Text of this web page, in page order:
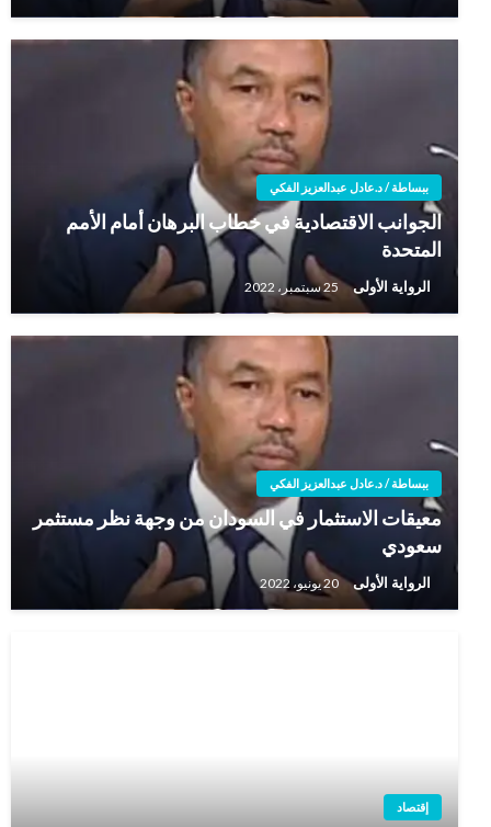
ببساطة / د.عادل عبدالعزيز الفكي
الجوانب الاقتصادية في خطاب البرهان أمام الأمم
المتحدة
الرواية الأولى 25 سبتمبر، 2022
ببساطة / د.عادل عبدالعزيز الفكي
معيقات الاستثمار في السودان من وجهة نظر مستثمر
سعودي
الرواية الأولى 20 يونيو، 2022
إقتصاد